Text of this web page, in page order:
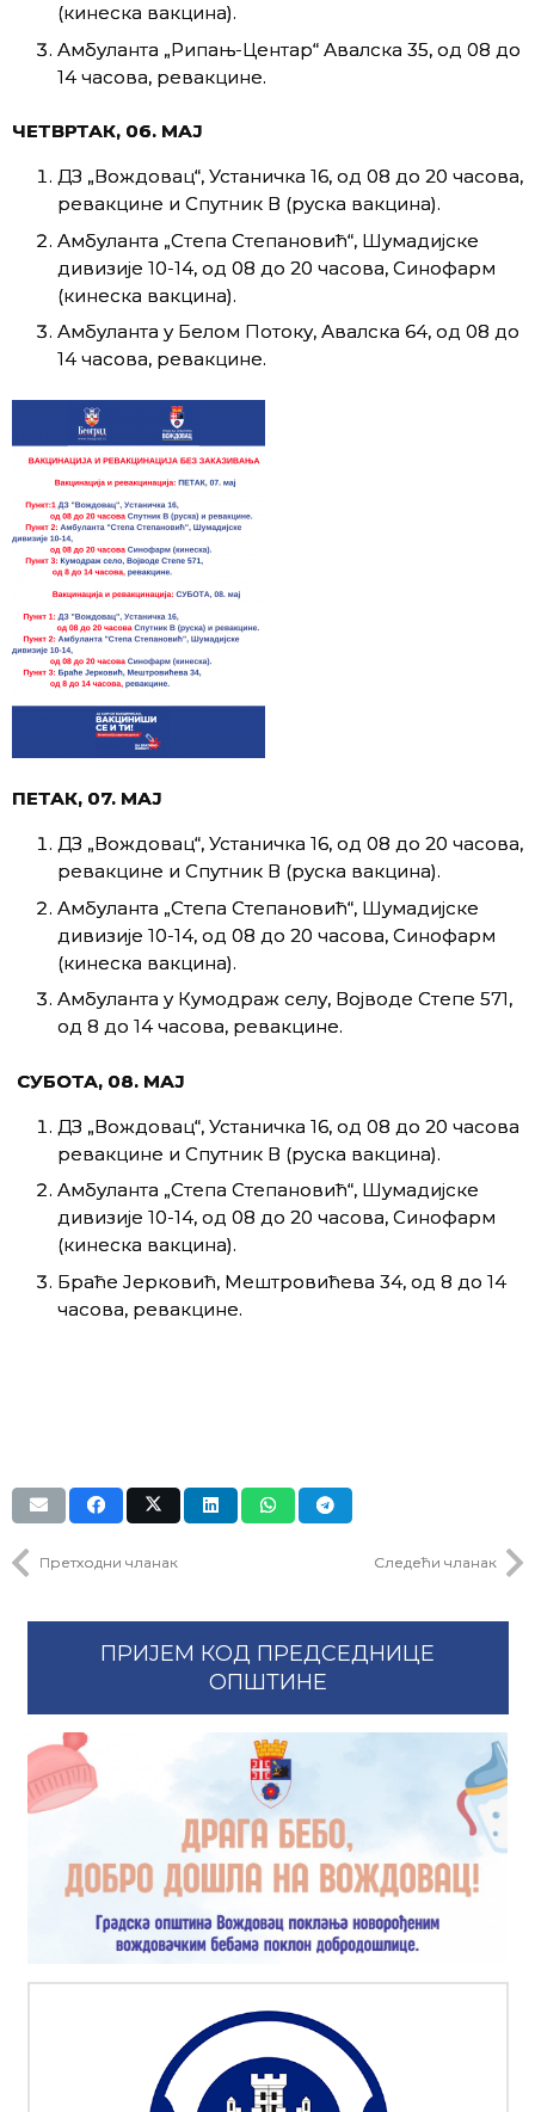
(кинеска вакцина).
Амбуланта „Рипањ-Центар“ Авалска 35, од 08 до
14 часова, ревакцине.
ЧЕТВРТАК, 06. МАЈ
ДЗ „Вождовац“, Устаничка 16, од 08 до 20 часова,
ревакцине и Спутник В (руска вакцина).
Амбуланта „Степа Степановић“, Шумадијске
дивизије 10-14, од 08 до 20 часова, Синофарм
(кинеска вакцина).
Амбуланта у Белом Потоку, Авалска 64, од 08 до
14 часова, ревакцине.
ПЕТАК, 07. МАЈ
ДЗ „Вождовац“, Устаничка 16, од 08 до 20 часова,
ревакцине и Спутник В (руска вакцина).
Амбуланта „Степа Степановић“, Шумадијске
дивизије 10-14, од 08 до 20 часова, Синофарм
(кинеска вакцина).
Амбуланта у Кумодраж селу, Војводе Степе 571,
од 8 до 14 часова, ревакцине.
СУБОТА, 08. МАЈ
ДЗ „Вождовац“, Устаничка 16, од 08 до 20 часова
ревакцине и Спутник В (руска вакцина).
Амбуланта „Степа Степановић“, Шумадијске
дивизије 10-14, од 08 до 20 часова, Синофарм
(кинеска вакцина).
Браће Јерковић, Мештровићева 34, од 8 до 14
часова, ревакцине.
Претходни чланак Следећи чланак
ПРИЈЕМ КОД ПРЕДСЕДНИЦЕ
ОПШТИНЕ